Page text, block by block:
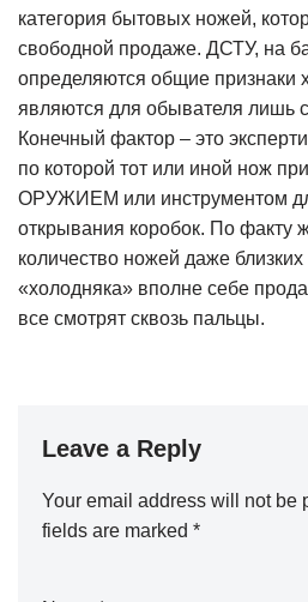
категория бытовых ножей,
свободной продаже. ДСТУ, на
определяются общие признаки
являются для обывателя лишь
Конечный фактор – это
по которой тот или иной нож
ОРУЖИЕМ или инструментом
открывания коробок. По факту
количество ножей даже
«холодняка» вполне себе
все смотрят сквозь пальцы.
Leave a Reply
Your email address will not be
fields are marked *